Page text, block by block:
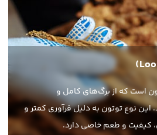
است که از برگ‌های کامل و
نوع توتون به دلیل فرآوری کمتر و
کیفیت و طعم خاصی دارد.